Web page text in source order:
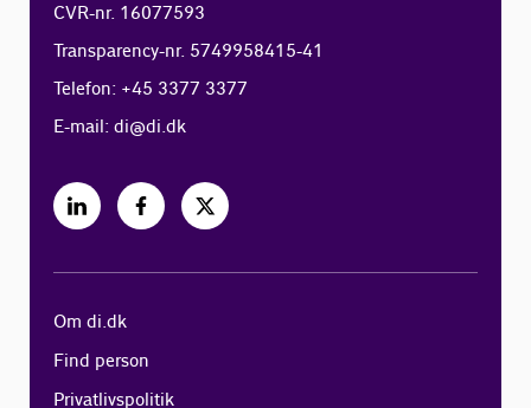
CVR-nr. 16077593
Transparency-nr. 5749958415-41
Telefon: +45 3377 3377
E-mail:di@di.dk
Om di.dk
Find person
Privatlivspolitik